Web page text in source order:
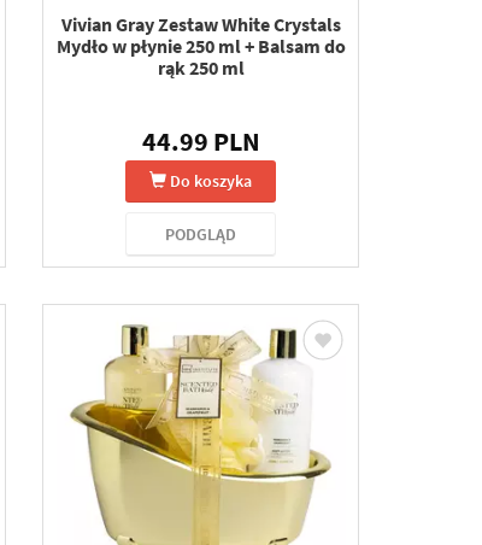
Vivian Gray Zestaw White Crystals
Mydło w płynie 250 ml + Balsam do
rąk 250 ml
44.99 PLN
Do koszyka
PODGLĄD